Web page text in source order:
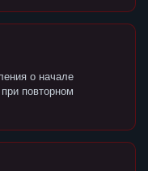
о начале
повторном